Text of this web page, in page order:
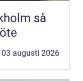
så
03 augusti 2026